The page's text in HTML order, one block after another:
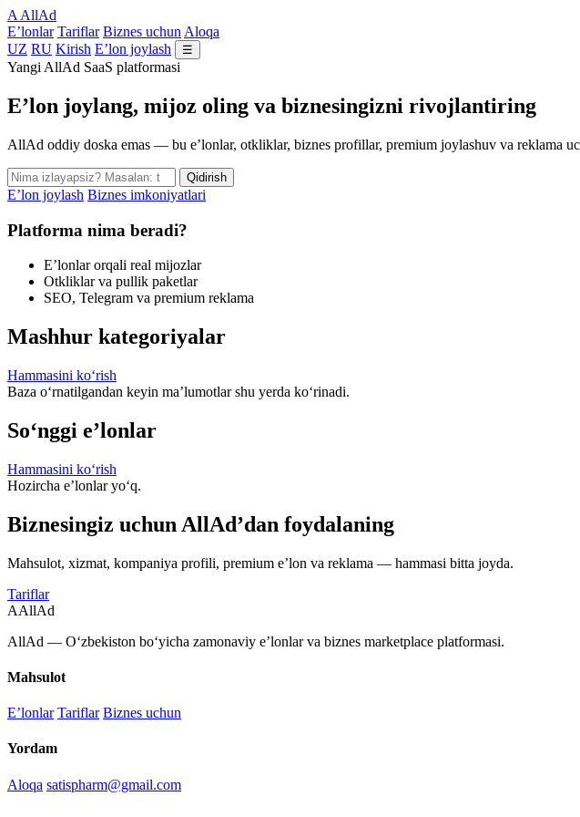
A AllAd
E’lonlar Tariflar Biznes uchun Aloqa
UZ RU Kirish E’lon joylash ☰
Yangi AllAd SaaS platformasi
E’lon joylang, mijoz oling va biznesingizni rivojlantiring
AllAd oddiy doska emas — bu e’lonlar, otkliklar, biznes profillar, premium joylashuv va reklama
Qidirish
E’lon joylash Biznes imkoniyatlari
Platforma nima beradi?
E’lonlar orqali real mijozlar
Otkliklar va pullik paketlar
SEO, Telegram va premium reklama
Mashhur kategoriyalar
Hammasini ko‘rish
Baza o‘rnatilgandan keyin ma’lumotlar shu yerda ko‘rinadi.
So‘nggi e’lonlar
Hammasini ko‘rish
Hozircha e’lonlar yo‘q.
Biznesingiz uchun AllAd’dan foydalaning
Mahsulot, xizmat, kompaniya profili, premium e’lon va reklama — hammasi bitta joyda.
Tariflar
AAllAd
AllAd — O‘zbekiston bo‘yicha zamonaviy e’lonlar va biznes marketplace platformasi.
Mahsulot
E’lonlar Tariflar Biznes uchun
Yordam
Aloqa satispharm@gmail.com